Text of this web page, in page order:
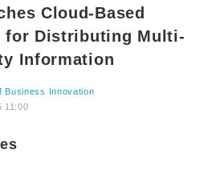
Cloud-Based
for Distributing Multi-
Information
Business Innovation
11:00